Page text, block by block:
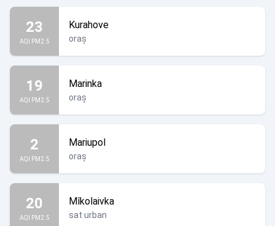
23
AQI PM2.5
Kurahove
oraș
19
AQI PM2.5
Marinka
oraș
2
AQI PM2.5
Mariupol
oraș
20
AQI PM2.5
Mîkolaivka
sat urban